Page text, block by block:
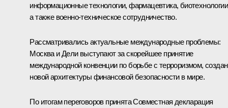
информационные технологии, фармацевтика,
а также военно-техническое сотрудничество.
Рассматривались актуальные международные проблемы:
Москва и Дели выступают за скорейшее принятие
международной конвенции по борьбе с терроризмом,
новой архитектуры финансовой безопасности в мире.
По итогам переговоров принята Совместная декларация